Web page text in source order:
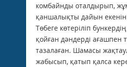
комбайнды оталдырып,
қаншалықты дайын екенін
Төбеге көтеріліп
қойған дәндерді ағашпен
тазалаған. Шамасы
жабысып, қатып қалса